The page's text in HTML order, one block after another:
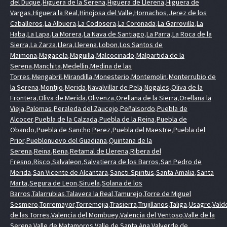
del Duque,Higuera de la Serena,Higuera de Llerena,Higuera de
Vargas,Higuera la Real,Hinojosa del Valle,Hornachos,Jerez de los
Caballeros,La Albuera,La Codosera,La Coronada,La Garrovilla,La
Haba,La Lapa,La Morera,La Nava de Santiago,La Parra,La Roca de la
Sierra,La Zarza,Llera,Llerena,Lobon,Los Santos de
Maimona,Magacela,Maguilla,Malcocinado,Malpartida de la
Serena,Manchita,Medellin,Medina de las
Torres,Mengabril,Mirandilla,Monesterio,Montemolin,Monterrubio de
la Serena,Montijo,Merida,Navalvillar de Pela,Nogales,Oliva de la
Frontera,Oliva de Merida,Olivenza,Orellana de la Sierra,Orellana la
Vieja,Palomas,Peraleda del Zaucejo,Peñalsordo,Puebla de
Alcocer,Puebla de la Calzada,Puebla de la Reina,Puebla de
Obando,Puebla de Sancho Perez,Puebla del Maestre,Puebla del
Prior,Pueblonuevo del Guadiana,Quintana de la
Serena,Reina,Rena,Retamal de Llerena,Ribera del
Fresno,Risco,Salvaleon,Salvatierra de los Barros,San Pedro de
Merida,San Vicente de Alcantara,Sancti-Spiritus,Santa Amalia,Santa
Marta,Segura de Leon,Siruela,Solana de los
Barros,Talarrubias,Talavera la Real,Tamurejo,Torre de Miguel
Sesmero,Torremayor,Torremejia,Trasierra,Trujillanos,Taliga,Usagre,
de las Torres,Valencia del Mombuey,Valencia del Ventoso,Valle de la